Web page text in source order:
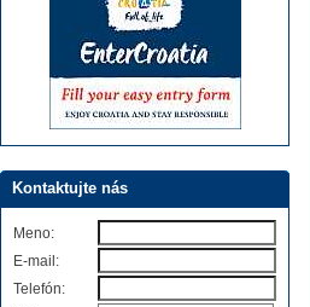
Kontaktujte nás
Meno:
E-mail:
Telefón: